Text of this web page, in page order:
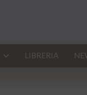
LIBRERIA